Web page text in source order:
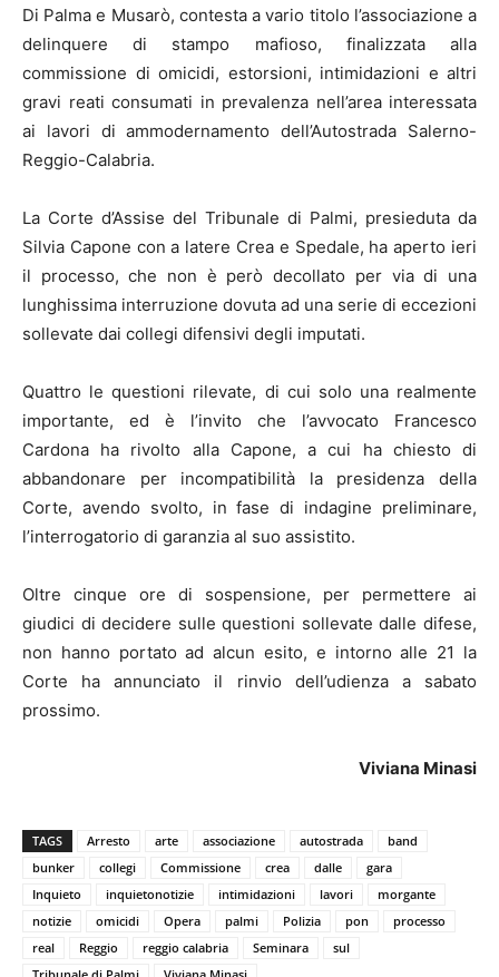
Di Palma e Musarò, contesta a vario titolo l’associazione a
delinquere di stampo mafioso, finalizzata alla
commissione di omicidi, estorsioni, intimidazioni e altri
gravi reati consumati in prevalenza nell’area interessata
ai lavori di ammodernamento dell’Autostrada Salerno-
Reggio-Calabria.
La Corte d’Assise del Tribunale di Palmi, presieduta da
Silvia Capone con a latere Crea e Spedale, ha aperto ieri
il processo, che non è però decollato per via di una
lunghissima interruzione dovuta ad una serie di eccezioni
sollevate dai collegi difensivi degli imputati.
Quattro le questioni rilevate, di cui solo una realmente
importante, ed è l’invito che l’avvocato Francesco
Cardona ha rivolto alla Capone, a cui ha chiesto di
abbandonare per incompatibilità la presidenza della
Corte, avendo svolto, in fase di indagine preliminare,
l’interrogatorio di garanzia al suo assistito.
Oltre cinque ore di sospensione, per permettere ai
giudici di decidere sulle questioni sollevate dalle difese,
non hanno portato ad alcun esito, e intorno alle 21 la
Corte ha annunciato il rinvio dell’udienza a sabato
prossimo.
Viviana Minasi
TAGS Arresto arte associazione autostrada
band
bunker
collegi Commissione crea dalle
gara
Inquieto
inquietonotizie intimidazioni lavori
morgante
notizie
omicidi Opera palmi Polizia pon
processo
real
Reggio reggio calabria Seminara
sul